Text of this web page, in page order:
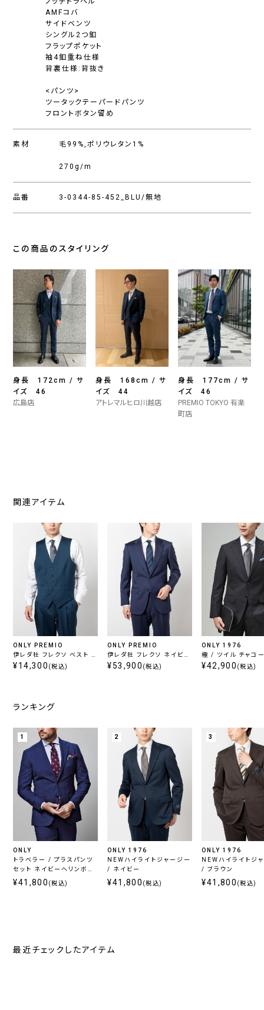
AMFコバ
サイドベンツ
シングル2つ釦
フラップポケット
袖4釦重ね仕様
背裏仕様:背抜き
<パンツ>
ツータックテーパードパンツ
フロントボタン留め
素材 毛99%,ポリウレタン1%
270g/m
品番 3-0344-85-452_BLU/無地
この商品のスタイリング
身長 172cm / サ
イズ 46
広島店
身長 168cm / サ
イズ 44
アトレマルヒロ川越店
身長 177cm / サ
イズ 46
PREMIO TOKYO 有楽
町店
関連アイテム
ONLY PREMIO
伊レダ社 フレクソ ベスト ブ
ルー ツイル
¥14,300 (税込)
ONLY PREMIO
伊レダ社 フレクソ ネイビー
ツイル
¥53,900 (税込)
ONLY 1976
極 / ツイル チャコ
¥42,900 (税込)
ランキング
1
ONLY
トラベラー / プラスパンツ
セット ネイビーヘリンボー
ン
¥41,800 (税込)
2
ONLY 1976
NEWハイライトジャージー
/ ネイビー
¥41,800 (税込)
3
ONLY 1976
NEWハイライトジ
/ ブラウン
¥41,800 (税込)
最近チェックしたアイテム